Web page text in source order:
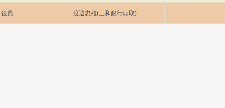
役員 渡辺忠雄(三和銀行頭取)